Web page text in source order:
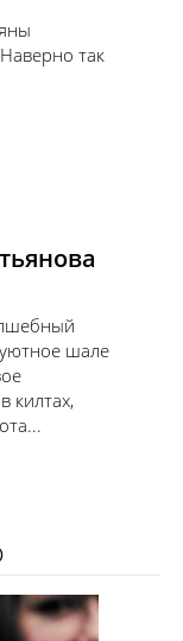
так
шале
килтах,